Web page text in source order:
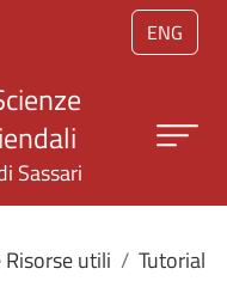
al contenuto principale
ENG
Sassari
Risorse utili Tutorial